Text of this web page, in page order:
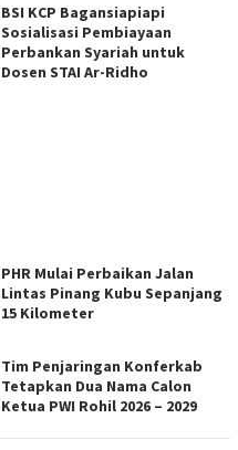
BSI KCP Bagansiapiapi
Sosialisasi Pembiayaan
Perbankan Syariah untuk
Dosen STAI Ar-Ridho
PHR Mulai Perbaikan Jalan
Lintas Pinang Kubu Sepanjang
15 Kilometer
Tim Penjaringan Konferkab
Tetapkan Dua Nama Calon
Ketua PWI Rohil 2026 – 2029